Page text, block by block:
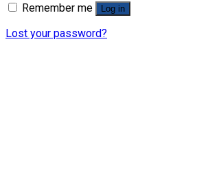
Remember me
Log in
Lost your password?